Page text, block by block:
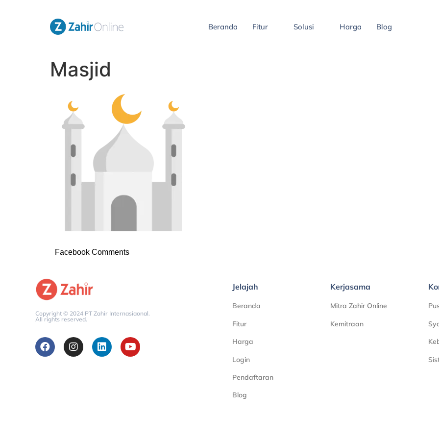
Beranda Fitur Solusi Harga Blog
Masjid
Facebook Comments
Copyright © 2024 PT Zahir Internasiaonal.
All rights reserved.
Jelajah
Beranda
Fitur
Harga
Login
Pendaftaran
Blog
Kerjasama
Mitra Zahir Online
Kemitraan